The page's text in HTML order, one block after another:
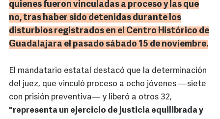
quienes fueron vinculadas a proceso y las que
no, tras haber sido detenidas durante los
disturbios registrados en el Centro Histórico de
Guadalajara el pasado sábado 15 de noviembre.
El mandatario estatal destacó que la determinación
del juez, que vinculó proceso a ocho jóvenes —siete
con prisión preventiva— y liberó a otros 32,
"representa un ejercicio de justicia equilibrada y